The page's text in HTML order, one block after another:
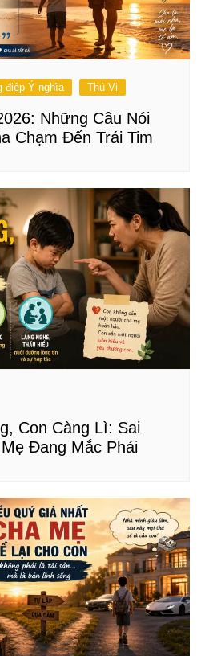
điệp Ý nghĩa Thú Vị
Những Câu Nói
Chạm Đến Trái Tim
Con Càng Lì: Sai
Đang Mắc Phải